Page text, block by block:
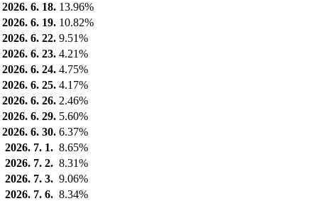
2026. 6. 18. 13.96%
2026. 6. 19. 10.82%
2026. 6. 22. 9.51%
2026. 6. 23. 4.21%
2026. 6. 24. 4.75%
2026. 6. 25. 4.17%
2026. 6. 26. 2.46%
2026. 6. 29. 5.60%
2026. 6. 30. 6.37%
2026. 7. 1. 8.65%
2026. 7. 2. 8.31%
2026. 7. 3. 9.06%
2026. 7. 6. 8.34%